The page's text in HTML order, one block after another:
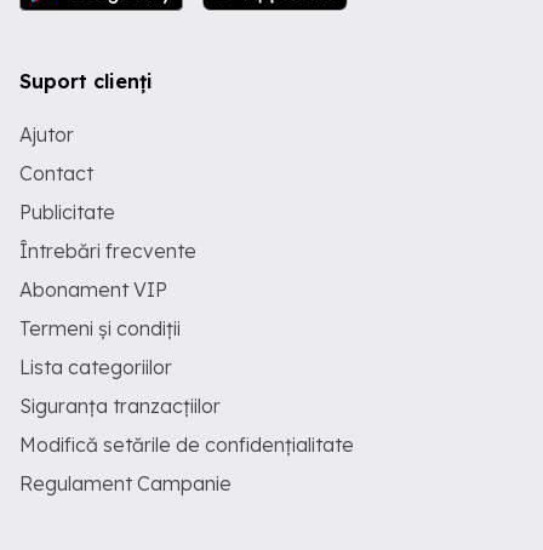
Suport clienți
Ajutor
Contact
Publicitate
Întrebări frecvente
Abonament VIP
Termeni și condiții
Lista categoriilor
Siguranța tranzacțiilor
Modifică setările de confidențialitate
Regulament Campanie